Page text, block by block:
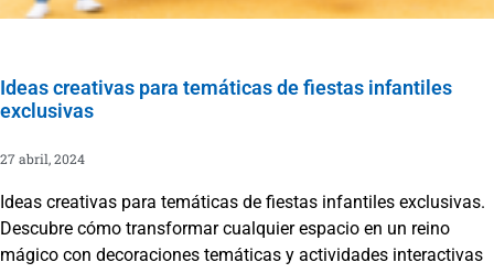
Ideas creativas para temáticas de fiestas infantiles
exclusivas
27 abril, 2024
Ideas creativas para temáticas de fiestas infantiles exclusivas.
Descubre cómo transformar cualquier espacio en un reino
mágico con decoraciones temáticas y actividades interactivas